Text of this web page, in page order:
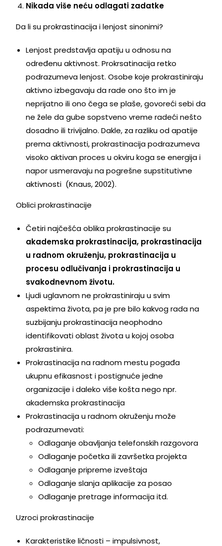
Nikada više neću odlagati zadatke
Da li su prokrastinacija i lenjost sinonimi?
Lenjost predstavlja apatiju u odnosu na
određenu aktivnost. Prokrsatinacija retko
podrazumeva lenjost. Osobe koje prokrastiniraju
aktivno izbegavaju da rade ono što im je
neprijatno ili ono čega se plaše, govoreći sebi da
ne žele da gube sopstveno vreme radeći nešto
dosadno ili trivijalno. Dakle, za razliku od apatije
prema aktivnosti, prokrastinacija podrazumeva
visoko aktivan proces u okviru koga se energija i
napor usmeravaju na pogrešne supstitutivne
aktivnosti (Knaus, 2002).
Oblici prokrastinacije
Četiri najčešća oblika prokrastinacije su
akademska prokrastinacija, prokrastinacija
u radnom okruženju, prokrastinacija u
procesu odlučivanja i prokrastinacija u
svakodnevnom životu.
Ljudi uglavnom ne prokrastiniraju u svim
aspektima života, pa je pre bilo kakvog rada na
suzbijanju prokrastinacija neophodno
identifikovati oblast života u kojoj osoba
prokrastinira.
Prokrastinacija na radnom mestu pogađa
ukupnu efikasnost i postignuće jedne
organizacije i daleko više košta nego npr.
akademska prokrastinacija
Prokrastinacija u radnom okruženju može
podrazumevati:
Odlaganje obavljanja telefonskih razgovora
Odlaganje početka ili završetka projekta
Odlaganje pripreme izveštaja
Odlaganje slanja aplikacije za posao
Odlaganje pretrage informacija itd.
Uzroci prokrastinacije
Karakteristike ličnosti – impulsivnost,